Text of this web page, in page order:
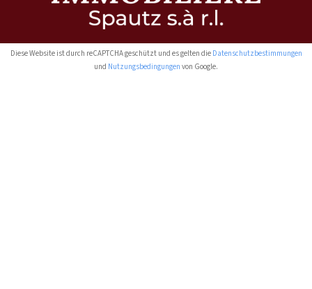
Diese Website ist durch reCAPTCHA geschützt und es gelten die Datenschutzbestimmungen
und Nutzungsbedingungen von Google.